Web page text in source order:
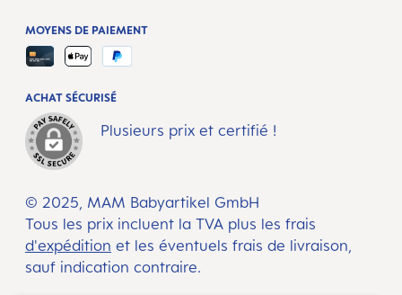
© 2025, MAM Babyartikel GmbH
Tous les prix incluent la TVA plus les frais
d'expédition et les éventuels frais de livraison,
sauf indication contraire.
ACHAT SÉCURISÉ
Plusieurs prix et certifié !
MOYENS DE PAIEMENT